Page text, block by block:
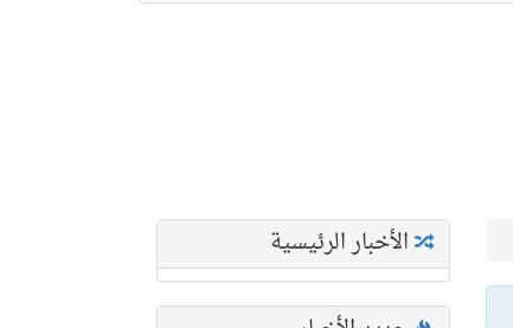
الأخبار الرئيسية